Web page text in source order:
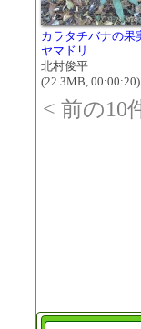
カラタチバナの果
ヤマドリ
北村俊平
(22.3MB, 00:00:20)
< 前の10